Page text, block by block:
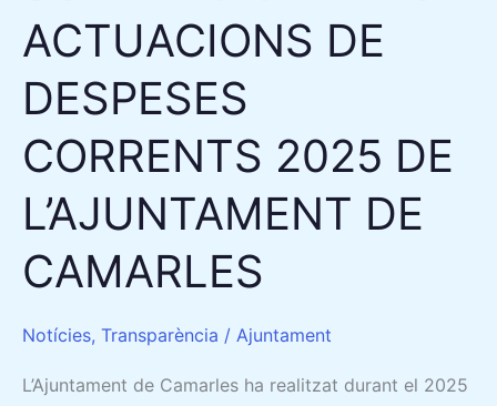
ACTUACIONS DE
DESPESES
CORRENTS 2025 DE
L’AJUNTAMENT DE
CAMARLES
Notícies, Transparència / Ajuntament
L’Ajuntament de Camarles ha realitzat durant el 2025